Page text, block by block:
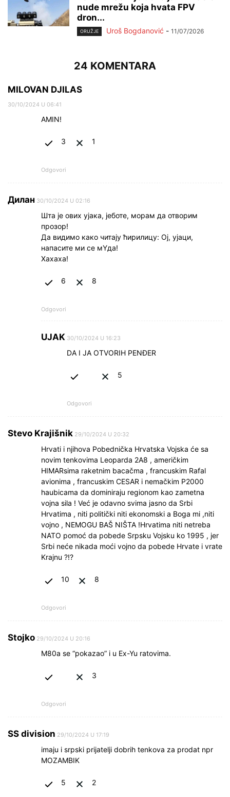
nude mrežu koja hvata FPV
dron...
ORUŽJE Uroš Bogdanović - 11/07/2026
24 KOMENTARA
MILOVAN DJILAS
30/10/2024 U 06:41
AMIN!
3 1
Odgovori
Дилан 30/10/2024 U 02:16
Шта је ових ујака, јеботе, морам да отворим
прозор!
Да видимо како читају ћирилицу: Ој, ујаци,
напасите ми се мYда!
Хахаха!
6 8
Odgovori
UJAK 30/10/2024 U 16:23
DA I JA OTVORIH PENĐER
5
Odgovori
Stevo Krajišnik 29/10/2024 U 20:32
Hrvati i njihova Pobednička Hrvatska Vojska će sa
novim tenkovima Leoparda 2A8 , američkim
HIMARsima raketnim bacačma , francuskim Rafal
avionima , francuskim CESAR i nemačkim P2000
haubicama da dominiraju regionom kao zametna
vojna sila ! Već je odavno svima jasno da Srbi
Hrvatima , niti politički niti ekonomski a Boga mi ,niti
vojno , NEMOGU BAŠ NIŠTA !Hrvatima niti netreba
NATO pomoć da pobede Srpsku Vojsku ko 1995 , jer
Srbi neće nikada moći vojno da pobede Hrvate i vrate
Krajnu ?!?
10 8
Odgovori
Stojko 29/10/2024 U 20:16
M80a se “pokazao” i u Ex-Yu ratovima.
3
Odgovori
SS division 29/10/2024 U 17:19
imaju i srpski prijatelji dobrih tenkova za prodat npr
MOZAMBIK
5 2